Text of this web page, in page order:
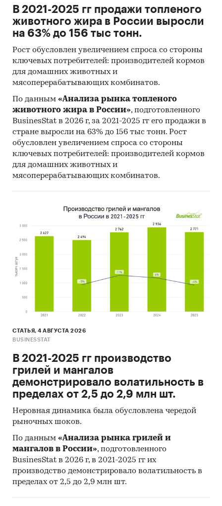
В 2021-2025 гг продажи топленого
животного жира в России выросли
на 63% до 156 тыс тонн.
Рост обусловлен увеличением спроса со стороны
ключевых потребителей: производителей кормов
для домашних животных и
мясоперерабатывающих комбинатов.
По данным «Анализа рынка топленого
животного жира в России», подготовленного
BusinesStat в 2026 г, за 2021-2025 гг его продажи в
стране выросли на 63% до 156 тыс тонн. Рост
обусловлен увеличением спроса со стороны
ключевых потребителей: производителей кормов
для домашних животных и
мясоперерабатывающих комбинатов.
СТАТЬЯ, 4 АВГУСТА 2026
BUSINESSTAT
В 2021-2025 гг производство
грилей и мангалов
демонстрировало волатильность в
пределах от 2,5 до 2,9 млн шт.
Неровная динамика была обусловлена чередой
рыночных шоков.
По данным «Анализа рынка грилей и
мангалов в России», подготовленного
BusinesStat в 2026 г, в 2021-2025 гг их
производство демонстрировало волатильность в
пределах от 2,5 до 2,9 млн шт.